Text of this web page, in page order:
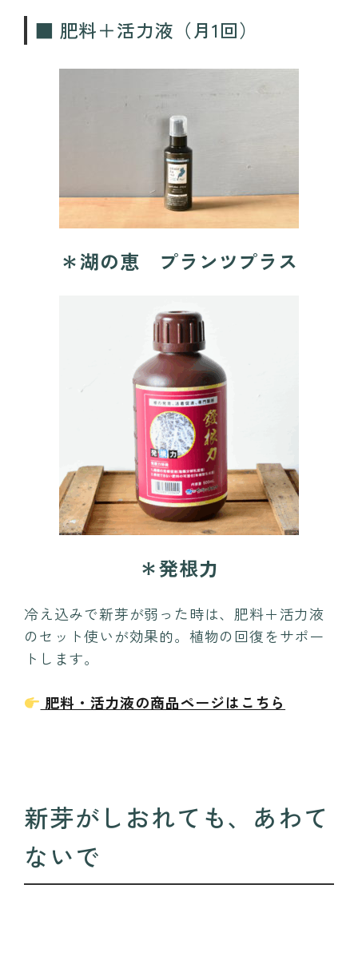
■ 肥料＋活力液（月1回）
＊湖の恵 プランツプラス
＊発根力
冷え込みで新芽が弱った時は、肥料＋活力液
のセット使いが効果的。植物の回復をサポー
トします。
肥料・活力液の商品ページはこちら
新芽がしおれても、あわて
ないで